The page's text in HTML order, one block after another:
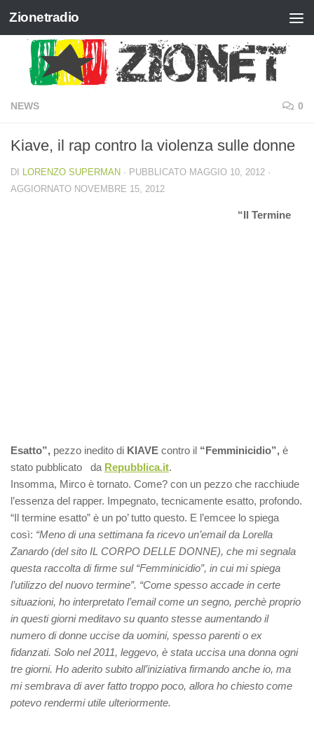
Salta al contenuto
Zionetradio
NEWS 0
Kiave, il rap contro la violenza sulle donne
DI LORENZO SUPERMAN · PUBBLICATO MAGGIO 10, 2012 ·
AGGIORNATO NOVEMBRE 15, 2012
“Il Termine
Esatto”, pezzo inedito di KIAVE contro il “Femminicidio”, è
stato pubblicato da Repubblica.it.
Insomma, Mirco è tornato. Come? con un pezzo che racchiude
l’essenza del rapper. Impegnato, tecnicamente esatto, profondo.
“Il termine esatto” è un po’ tutto questo. E l’emcee lo spiega
così: “Meno di una settimana fa ricevo un’email da Lorella
Zanardo (del sito IL CORPO DELLE DONNE), che mi segnala
questa raccolta di firme sul “Femminicidio”, in cui mi spiega
l’utilizzo del nuovo termine”. “Come spesso accade in certe
situazioni, ho interpretato l’email come un segno, perchè proprio
in questi giorni meditavo su quanto stesse aumentando il
numero di donne uccise da uomini, spesso parenti o ex
fidanzati. Solo nel 2011, leggevo, è stata uccisa una donna ogni
tre giorni. Ho aderito subito all’iniziativa firmando anche io, ma
mi sembrava di aver fatto troppo poco, allora ho chiesto come
potevo rendermi utile ulteriormente.